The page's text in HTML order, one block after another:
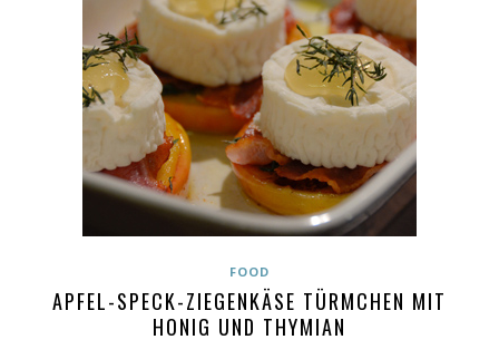
FOOD
APFEL-SPECK-ZIEGENKÄSE TÜRMCHEN MIT
HONIG UND THYMIAN